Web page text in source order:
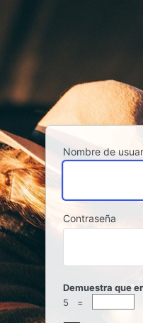
Nombre de
Contraseña
Demuestra que
5 =